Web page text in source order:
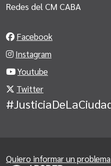
Redes del CM CABA
Facebook
Instagram
Youtube
Twitter
Quiero informar un problema